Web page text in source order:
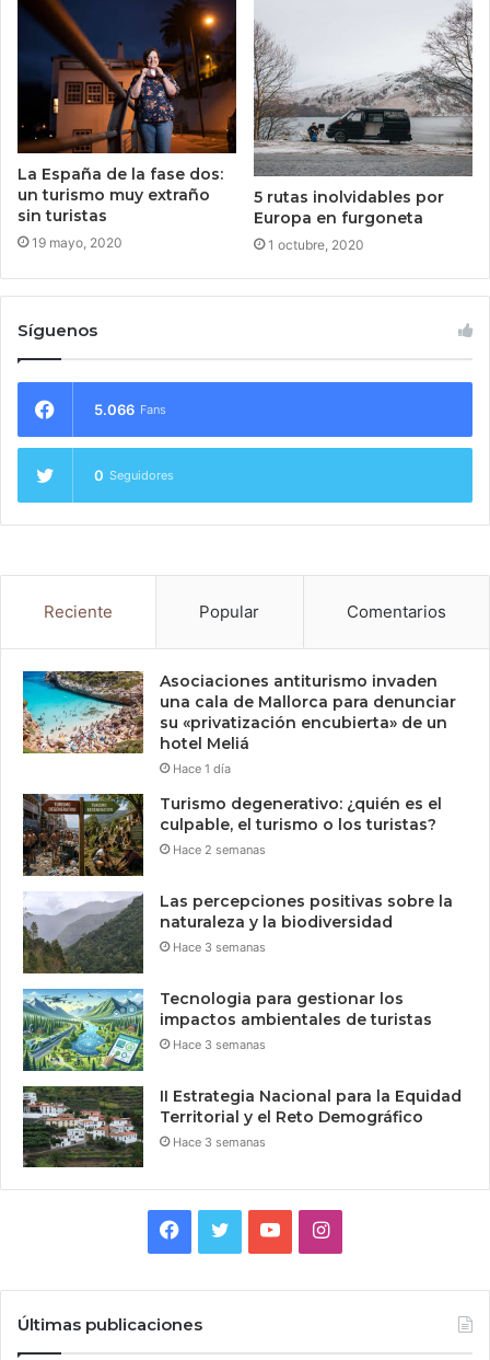
La España de la fase dos:
un turismo muy extraño
sin turistas
19 mayo, 2020
5 rutas inolvidables por
Europa en furgoneta
1 octubre, 2020
Síguenos
5.066 Fans
0 Seguidores
Reciente Popular Comentarios
Asociaciones antiturismo invaden
una cala de Mallorca para denunciar
su «privatización encubierta» de un
hotel Meliá
Hace 1 día
Turismo degenerativo: ¿quién es el
culpable, el turismo o los turistas?
Hace 2 semanas
Las percepciones positivas sobre la
naturaleza y la biodiversidad
Hace 3 semanas
Tecnologia para gestionar los
impactos ambientales de turistas
Hace 3 semanas
II Estrategia Nacional para la Equidad
Territorial y el Reto Demográfico
Hace 3 semanas
Facebook
TwitterYouTubeInstagram
Últimas publicaciones